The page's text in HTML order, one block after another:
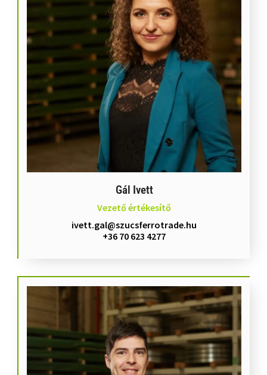
Gál Ivett
Vezető értékesítő
ivett.gal@szucsferrotrade.hu
+36 70 623 4277